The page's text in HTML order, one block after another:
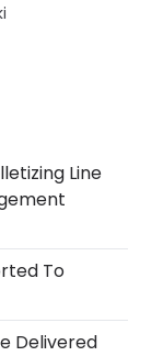
Line
To
Delivered